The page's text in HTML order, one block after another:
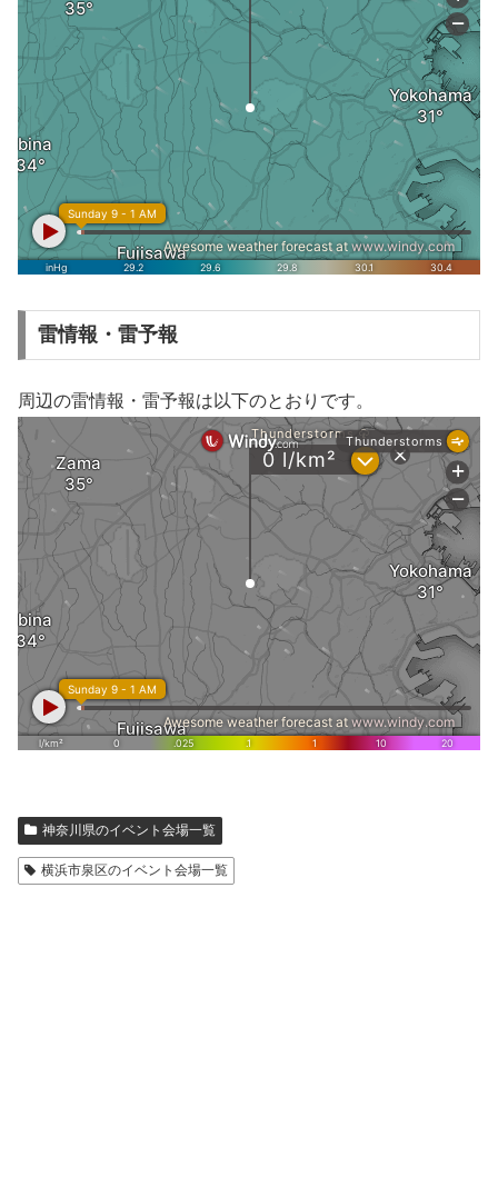
雷情報・雷予報
周辺の雷情報・雷予報は以下のとおりです。
神奈川県のイベント会場一覧
横浜市泉区のイベント会場一覧